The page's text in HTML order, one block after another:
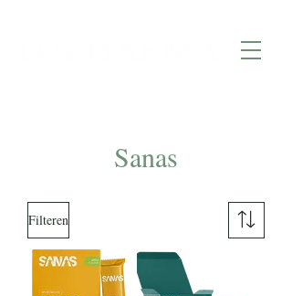
Sanas
Filteren